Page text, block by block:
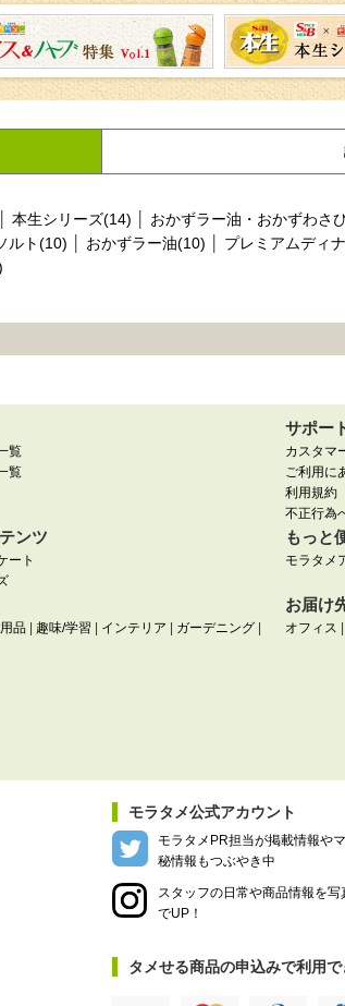
本生シリーズ(14)
おかずラー油・おかずわさ
ルト(10) おかずラー油(10)
プレミアムディ
覧
覧
サポー
カスタマ
ご利用に
利用規約
不正行為
ンツ
ート
もっと
モラタメ
品 趣味/学習 インテリア ガーデニング
お届け
オフィス
モラタメ公式アカウント
モラタメPR担当が掲載情報や
秘情報もつぶやき中
スタッフの日常や商品情報を写
でUP！
タメせる商品の申込みで利用